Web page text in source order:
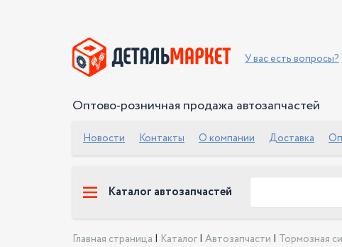
Оптово-розничная продажа автозапчастей
У вас есть вопросы?
Новости Контакты О компании Доставка
Каталог автозапчастей
Главная страница | Каталог | Автозапчасти | Тормозная